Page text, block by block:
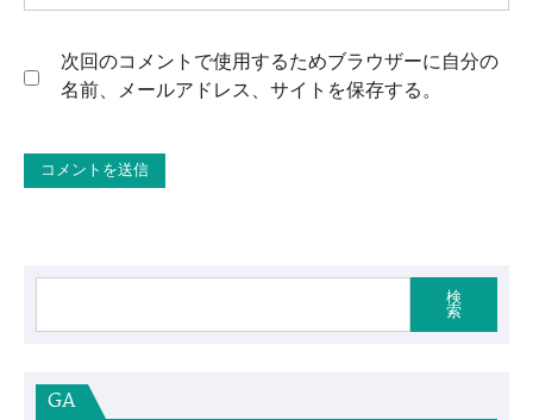
次回のコメントで使用するためブラウザーに自分の
名前、メールアドレス、サイトを保存する。
検
索
GA